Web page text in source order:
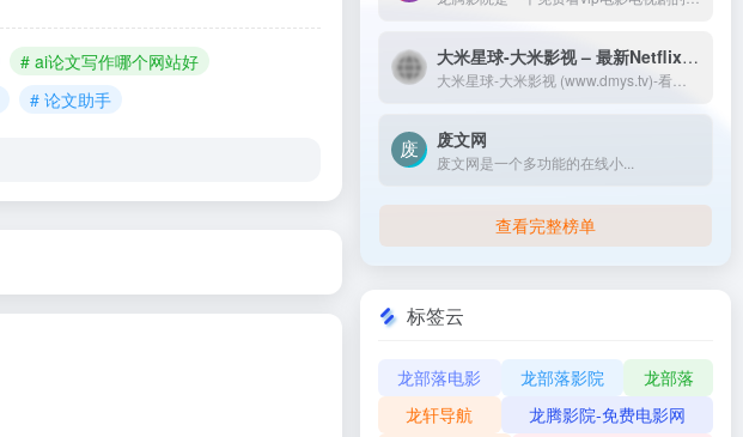
# ai论文写作哪个网站好
# 论文助手
大米星球-大米影视 – 最新Netflix新剧
废文网
废文网是一个多功能的在线小...
查看完整榜单
标签云
龙部落电影 龙部落影院
龙部落
龙轩导航
龙腾影院-免费电影网